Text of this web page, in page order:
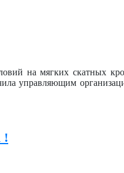
на мягких скатных
управляющим
!